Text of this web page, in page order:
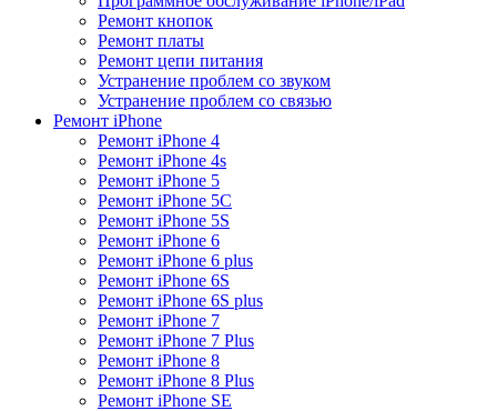
Ремонт кнопок
Ремонт платы
Ремонт цепи питания
Устранение проблем со звуком
Устранение проблем со связью
Ремонт iPhone
Ремонт iPhone 4
Ремонт iPhone 4s
Ремонт iPhone 5
Ремонт iPhone 5C
Ремонт iPhone 5S
Ремонт iPhone 6
Ремонт iPhone 6 plus
Ремонт iPhone 6S
Ремонт iPhone 6S plus
Ремонт iPhone 7
Ремонт iPhone 7 Plus
Ремонт iPhone 8
Ремонт iPhone 8 Plus
Ремонт iPhone SE